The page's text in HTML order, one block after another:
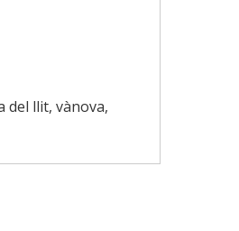
del llit, vànova,